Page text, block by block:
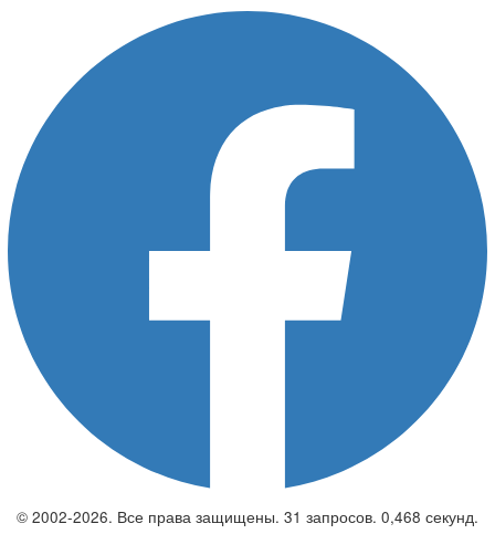
© 2002-2026. Все права защищены. 31 запросов. 0,468 секунд.